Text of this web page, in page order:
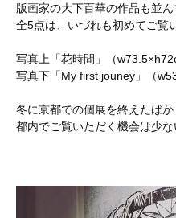
版画家の大下百華の作品も並ん
全5点は、いづれも初めてご覧
写真上「花時間」（
写真下「My first jouney」（
冬に京都での個展を終えたばか
都内でご覧いただく機会は少な